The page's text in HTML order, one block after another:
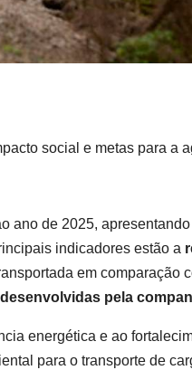
social e metas para a
ano de 2025, apresentando
indicadores estão a
em comparação
pela
energética e ao
para o transporte de